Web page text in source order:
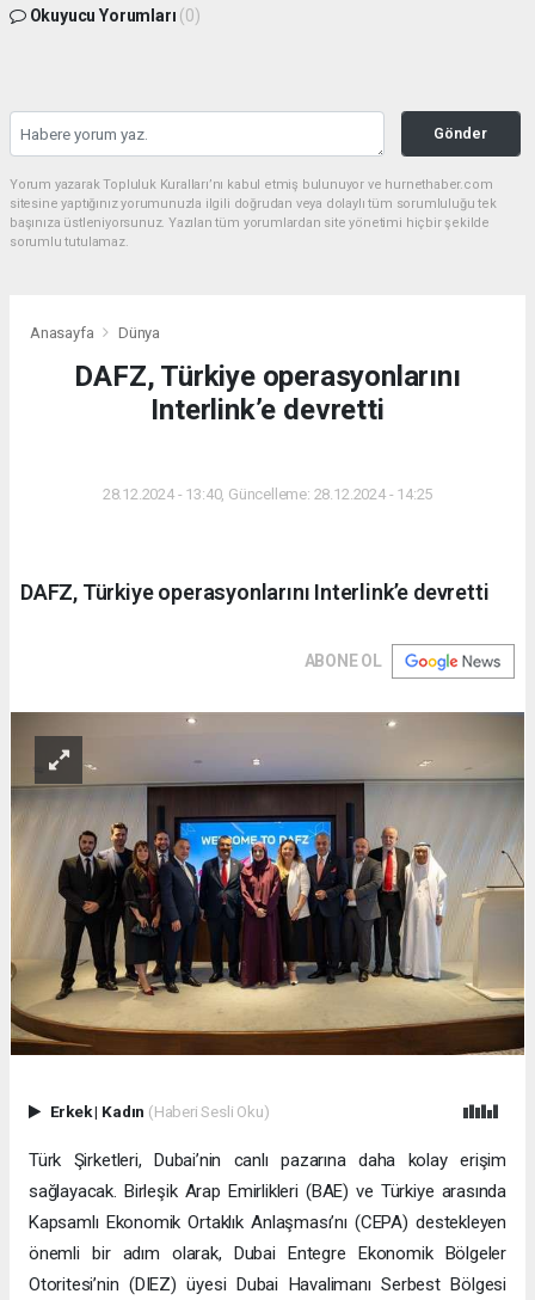
Okuyucu Yorumları (0)
Gönder
Yorum yazarak Topluluk Kuralları’nı kabul etmiş bulunuyor ve hurnethaber.com
sitesine yaptığınız yorumunuzla ilgili doğrudan veya dolaylı tüm sorumluluğu tek
başınıza üstleniyorsunuz. Yazılan tüm yorumlardan site yönetimi hiçbir şekilde
sorumlu tutulamaz.
Anasayfa Dünya
DAFZ, Türkiye operasyonlarını
Interlink’e devretti
28.12.2024 - 13:40, Güncelleme: 28.12.2024 - 14:25
DAFZ, Türkiye operasyonlarını Interlink’e devretti
ABONE OL
Erkek| Kadın (Haberi Sesli Oku)
Türk Şirketleri, Dubai’nin canlı pazarına daha kolay erişim
sağlayacak. Birleşik Arap Emirlikleri (BAE) ve Türkiye arasında
Kapsamlı Ekonomik Ortaklık Anlaşması’nı (CEPA) destekleyen
önemli bir adım olarak, Dubai Entegre Ekonomik Bölgeler
Otoritesi’nin (DIEZ) üyesi Dubai Havalimanı Serbest Bölgesi